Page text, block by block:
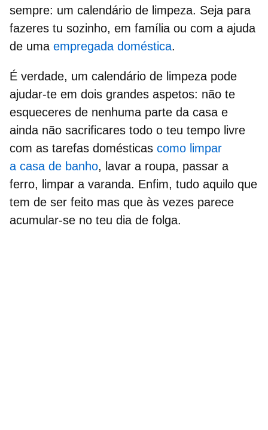
sempre: um calendário de limpeza. Seja para
fazeres tu sozinho, em família ou com a ajuda
de uma empregada doméstica.
É verdade, um calendário de limpeza pode
ajudar-te em dois grandes aspetos: não te
esqueceres de nenhuma parte da casa e
ainda não sacrificares todo o teu tempo livre
com as tarefas domésticas como limpar
a casa de banho, lavar a roupa, passar a
ferro, limpar a varanda. Enfim, tudo aquilo que
tem de ser feito mas que às vezes parece
acumular-se no teu dia de folga.